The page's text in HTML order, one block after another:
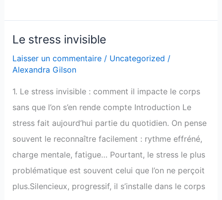
Le stress invisible
Laisser un commentaire / Uncategorized /
Alexandra Gilson
1. Le stress invisible : comment il impacte le corps
sans que l’on s’en rende compte Introduction Le
stress fait aujourd’hui partie du quotidien. On pense
souvent le reconnaître facilement : rythme effréné,
charge mentale, fatigue… Pourtant, le stress le plus
problématique est souvent celui que l’on ne perçoit
plus.Silencieux, progressif, il s’installe dans le corps
Le
stress
invisible